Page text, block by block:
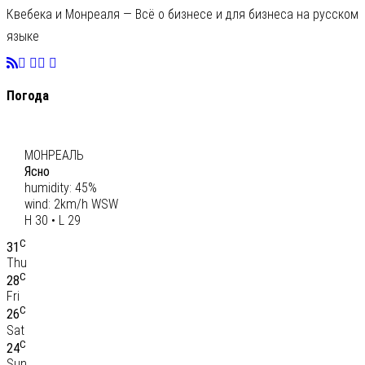
Квебека и Монреаля — Всё о бизнесе и для бизнеса на русском
языке
Погода
МОНРЕАЛЬ
Ясно
humidity: 45%
wind: 2km/h WSW
H 30 • L 29
31C
Thu
28C
Fri
26C
Sat
24C